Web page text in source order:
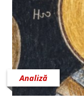
Analiză